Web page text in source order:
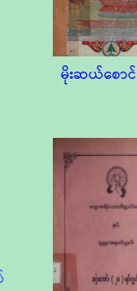
မိုးဆယ်စော